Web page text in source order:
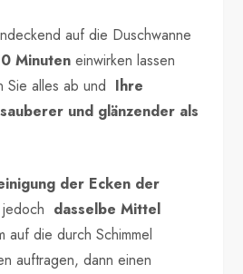
auf die Duschwanne
Minuten einwirken lassen
Sie alles ab und Ihre
und glänzender als
der Ecken der
dasselbe Mittel
auf die durch Schimmel
auftragen, dann einen